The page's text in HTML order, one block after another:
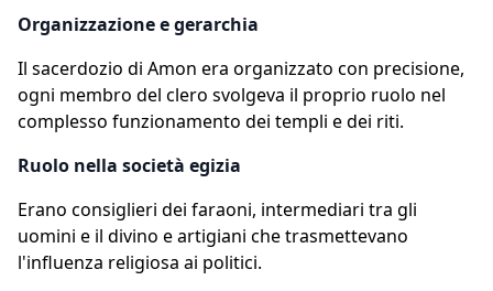
Organizzazione e gerarchia
Il sacerdozio di Amon era organizzato con precisione,
ogni membro del clero svolgeva il proprio ruolo nel
complesso funzionamento dei templi e dei riti.
Ruolo nella società egizia
Erano consiglieri dei faraoni, intermediari tra gli
uomini e il divino e artigiani che trasmettevano
l'influenza religiosa ai politici.